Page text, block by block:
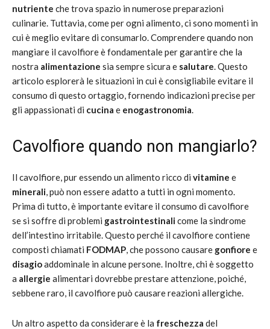
nutriente che trova spazio in numerose preparazioni
culinarie. Tuttavia, come per ogni alimento, ci sono momenti in
cui è meglio evitare di consumarlo. Comprendere quando non
mangiare il cavolfiore è fondamentale per garantire che la
nostra alimentazione sia sempre sicura e salutare. Questo
articolo esplorerà le situazioni in cui è consigliabile evitare il
consumo di questo ortaggio, fornendo indicazioni precise per
gli appassionati di cucina e enogastronomia.
Cavolfiore quando non mangiarlo?
Il cavolfiore, pur essendo un alimento ricco di vitamine e
minerali, può non essere adatto a tutti in ogni momento.
Prima di tutto, è importante evitare il consumo di cavolfiore
se si soffre di problemi gastrointestinalicome la sindrome
dell’intestino irritabile. Questo perché il cavolfiore contiene
composti chiamati FODMAP, che possono causare gonfiore e
disagioaddominale in alcune persone. Inoltre, chi è soggetto
a allergie alimentari dovrebbe prestare attenzione, poiché,
sebbene raro, il cavolfiore può causare reazioni allergiche.
Un altro aspetto da considerare è la freschezza del